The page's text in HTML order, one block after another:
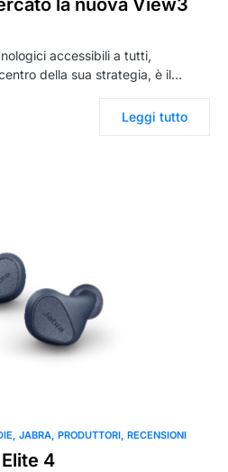
la nuova View3
accessibili a tutti,
della sua strategia, è il…
Leggi tutto
JABRA PRODUTTORI RECENSIONI
4